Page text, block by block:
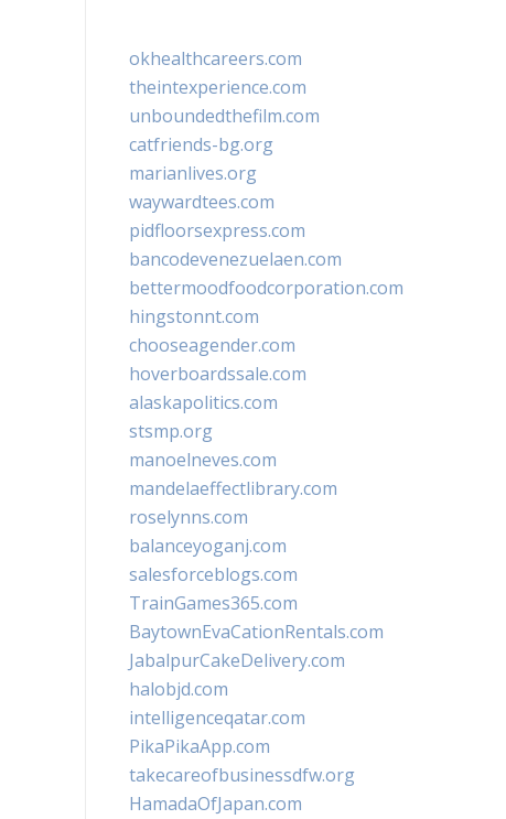
okhealthcareers.com
theintexperience.com
unboundedthefilm.com
catfriends-bg.org
marianlives.org
waywardtees.com
pidfloorsexpress.com
bancodevenezuelaen.com
bettermoodfoodcorporation.com
hingstonnt.com
chooseagender.com
hoverboardssale.com
alaskapolitics.com
stsmp.org
manoelneves.com
mandelaeffectlibrary.com
roselynns.com
balanceyoganj.com
salesforceblogs.com
TrainGames365.com
BaytownEvaCationRentals.com
JabalpurCakeDelivery.com
halobjd.com
intelligenceqatar.com
PikaPikaApp.com
takecareofbusinessdfw.org
HamadaOfJapan.com